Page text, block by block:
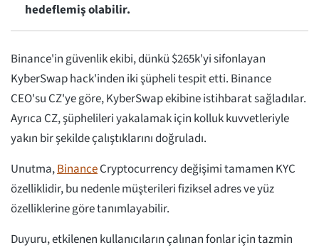
hedeflemiş olabilir.
Binance'in güvenlik ekibi, dünkü $265k'yi sifonlayan
KyberSwap hack'inden iki şüpheli tespit etti. Binance
CEO'su CZ'ye göre, KyberSwap ekibine istihbarat sağladılar.
Ayrıca CZ, şüphelileri yakalamak için kolluk kuvvetleriyle
yakın bir şekilde çalıştıklarını doğruladı.
Unutma,BinanceCryptocurrency değişimi tamamen KYC
özelliklidir, bu nedenle müşterileri fiziksel adres ve yüz
özelliklerine göre tanımlayabilir.
Duyuru, etkilenen kullanıcıların çalınan fonlar için tazmin